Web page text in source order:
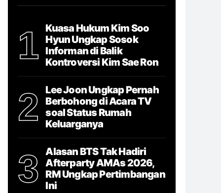
1
Kuasa Hukum Kim Soo
Hyun Ungkap Sosok
Informan di Balik
Kontroversi Kim Sae Ron
2
Lee Joon Ungkap Pernah
Berbohong di Acara TV
soal Status Rumah
Keluarganya
3
Alasan BTS Tak Hadiri
Afterparty AMAs 2026,
RM Ungkap Pertimbangan
Ini